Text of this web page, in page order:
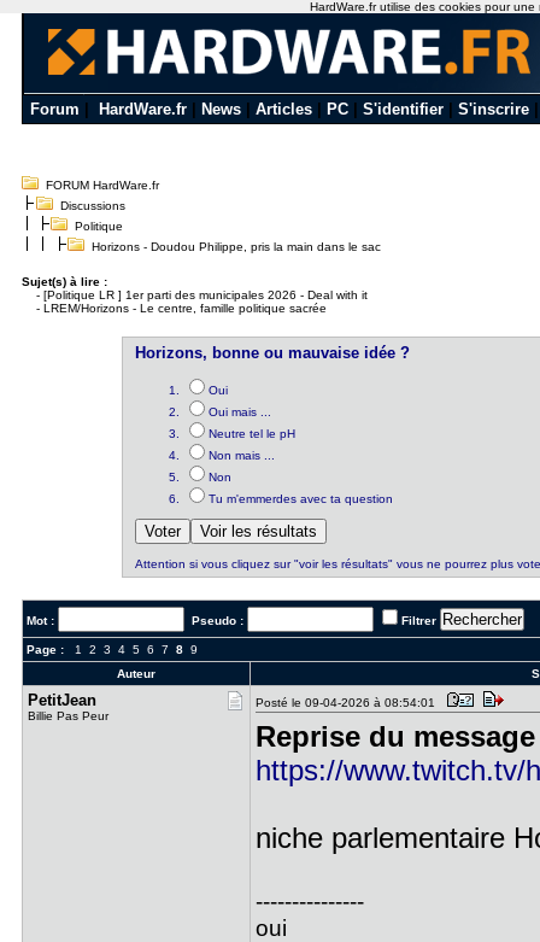
Forum HardWare.fr News Articles PC S'identifier S'inscrire
FORUM HardWare.fr
Discussions
Politique
Horizons - Doudou Philippe, pris la main dans le sac
Sujet(s) à lire :
- [Politique LR ] 1er parti des municipales 2026 - Deal with it
- LREM/Horizons - Le centre, famille politique sacrée
Horizons, bonne ou mauvaise idée ?
Oui
Oui mais ...
Neutre tel le pH
Non mais ...
Non
Tu m'emmerdes avec ta question
Attention si vous cliquez sur "voir les résultats" vous ne pourrez plus
Mot : Pseudo : Filtrer
Page : 1 2 3 4 5 6 7 8 9
Auteur
PetitJean
Billie Pas Peur
Posté le 09-04-2026 à 08:54:01
Reprise du
https://www.twitch.tv/
niche parlementaire
---------------
oui
HardWare.fr utilise des cookies pour